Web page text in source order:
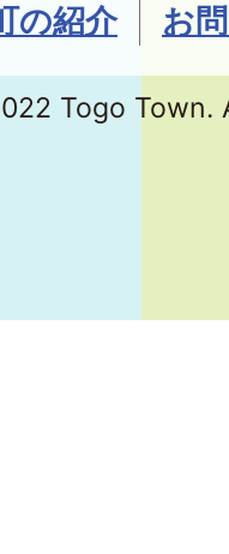
の紹介
お
Togo Town.